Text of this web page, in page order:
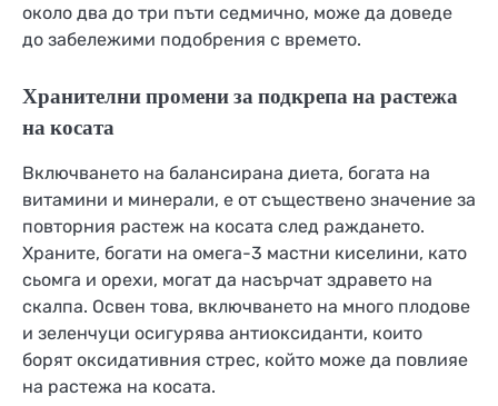
около два до три пъти седмично, може да доведе
до забележими подобрения с времето.
Хранителни промени за подкрепа на растежа
на косата
Включването на балансирана диета, богата на
витамини и минерали, е от съществено значение за
повторния растеж на косата след раждането.
Храните, богати на омега-3 мастни киселини, като
сьомга и орехи, могат да насърчат здравето на
скалпа. Освен това, включването на много плодове
и зеленчуци осигурява антиоксиданти, които
борят оксидативния стрес, който може да повлияе
на растежа на косата.